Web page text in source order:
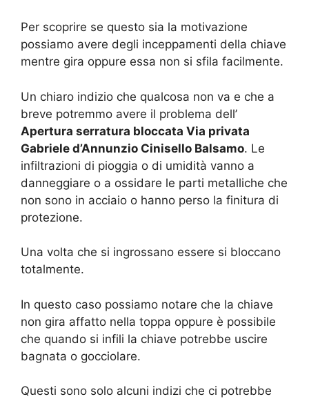
Per scoprire se questo sia la motivazione
possiamo avere degli inceppamenti della chiave
mentre gira oppure essa non si sfila facilmente.
Un chiaro indizio che qualcosa non va e che a
breve potremmo avere il problema dell’
Apertura serratura bloccata Via privata
Gabriele d’Annunzio Cinisello Balsamo. Le
infiltrazioni di pioggia o di umidità vanno a
danneggiare o a ossidare le parti metalliche che
non sono in acciaio o hanno perso la finitura di
protezione.
Una volta che si ingrossano essere si bloccano
totalmente.
In questo caso possiamo notare che la chiave
non gira affatto nella toppa oppure è possibile
che quando si infili la chiave potrebbe uscire
bagnata o gocciolare.
Questi sono solo alcuni indizi che ci potrebbe